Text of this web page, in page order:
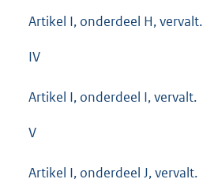
Artikel I, onderdeel H, vervalt.
IV
Artikel I, onderdeel I, vervalt.
V
Artikel I, onderdeel J, vervalt.